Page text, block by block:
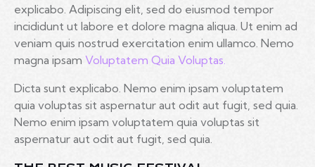
explicabo. Adipiscing elit, sed do eiusmod tempor
incididunt ut labore et dolore magna aliqua. Ut enim ad
veniam quis nostrud exercitation enim ullamco. Nemo
magna ipsam Voluptatem Quia Voluptas.
Dicta sunt explicabo. Nemo enim ipsam voluptatem
quia voluptas sit aspernatur aut odit aut fugit, sed quia.
Nemo enim ipsam voluptatem quia voluptas sit
aspernatur aut odit aut fugit, sed quia.